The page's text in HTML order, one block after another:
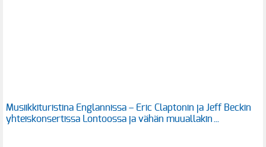
Musiikkituristina Englannissa – Eric Claptonin ja Jeff Beckin
yhteiskonsertissa Lontoossa ja vähän muuallakin…